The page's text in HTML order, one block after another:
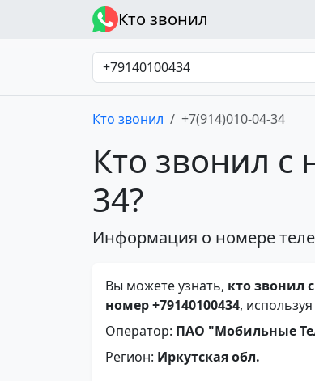
Кто звонил
Кто звонил +7(914)010-04-34
Кто звонил с
34?
Информация о номере
Вы можете узнать, кто звонил
номер +79140100434,
Оператор: ПАО "Мобильные
Регион: Иркутская обл.